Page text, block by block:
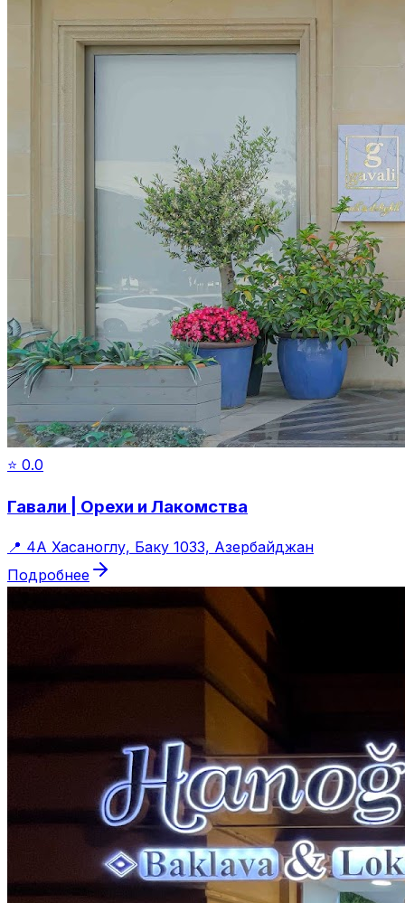
⭐ 0.0
Гавали | Орехи и Лакомства
📍 4А Хасаноглу, Баку 1033, Азербайджан
Подробнее